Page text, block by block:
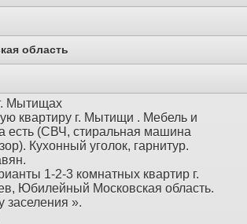
область
Мытищах
квартиру г. Мытищи . Мебель и
есть (СВЧ, стиральная машина
Кухонный уголок, гарнитур.
1-2-3 комнатных квартир г.
Юбилейный Московская область.
заселения ».